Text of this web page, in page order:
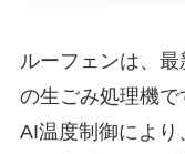
ルーフェンは、
の生ごみ処理機
AI温度制御により